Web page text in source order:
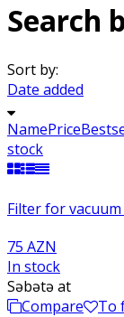
Search
Sort by:
Date added
NamePrice
stock
Filter for
75 AZN
In stock
Səbətə at
Compare
To